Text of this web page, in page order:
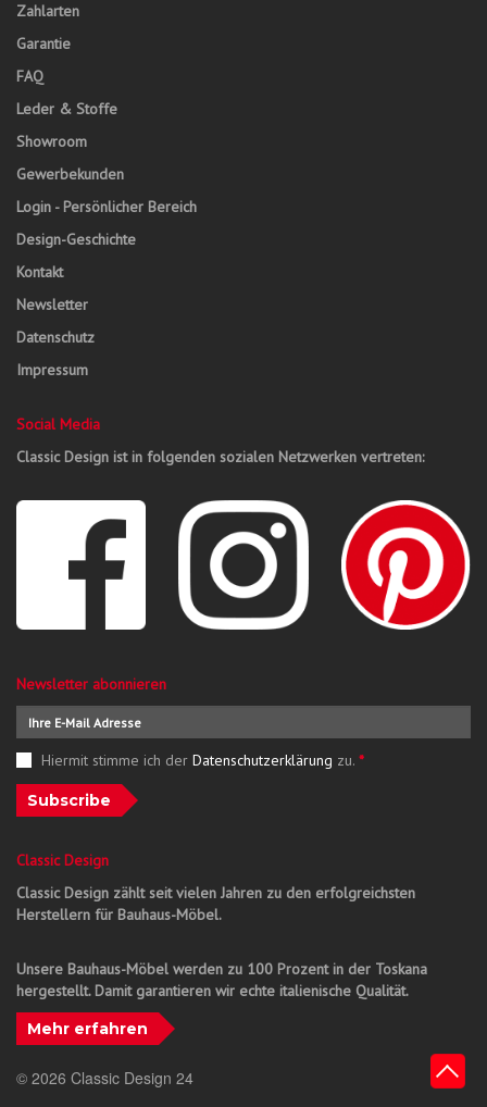
Zahlarten
Garantie
FAQ
Leder & Stoffe
Showroom
Gewerbekunden
Login - Persönlicher Bereich
Design-Geschichte
Kontakt
Newsletter
Datenschutz
Impressum
Social Media
Classic Design ist in folgenden sozialen Netzwerken vertreten:
Newsletter abonnieren
Hiermit stimme ich der Datenschutzerklärung zu. *
Subscribe
Classic Design
Classic Design zählt seit vielen Jahren zu den erfolgreichsten
Herstellern für Bauhaus-Möbel.
Unsere Bauhaus-Möbel werden zu 100 Prozent in der Toskana
hergestellt. Damit garantieren wir echte italienische Qualität.
Mehr erfahren
© 2026 Classic Design 24